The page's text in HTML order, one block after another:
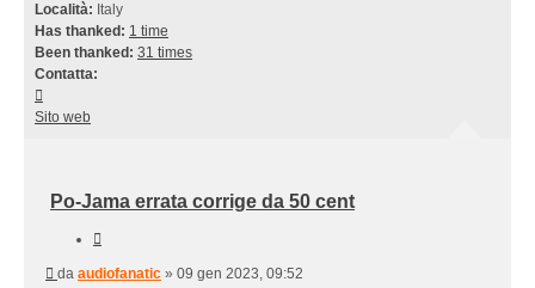
Località: Italy
Has thanked: 1 time
Been thanked: 31 times
Contatta:
audiofanatic
Sito web
Po-Jama errata corrige da 50 cent
Messaggio
da audiofanatic » 09 gen 2023, 09:52